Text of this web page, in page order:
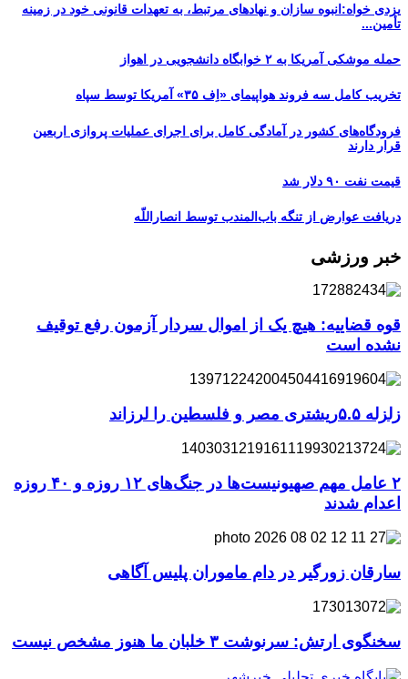
یزدی خواه:انبوه سازان و نهادهای مرتبط، به تعهدات قانونی خود در زمینه
تأمین...
حمله موشکی آمریکا به ۲ خوابگاه دانشجویی در اهواز
تخریب کامل سه فروند هواپیمای «اِف ۳۵» آمریکا توسط سپاه
فرودگاه‌های کشور در آمادگی کامل برای اجرای عملیات پروازی اربعین
قرار دارند
قیمت نفت ۹۰ دلار شد
دریافت عوارض از تنگه باب‌المندب توسط انصاراللّه
خبر ورزشی
قوه قضاییه: هیچ یک از اموال سردار آزمون رفع توقیف
نشده است
زلزله ۵.۵ریشتری مصر و فلسطین را لرزاند
۲ عامل مهم صهیونیست‌ها در جنگ‌های ۱۲ روزه و ۴۰ روزه
اعدام شدند
سارقان زورگیر در دام ماموران پلیس آگاهی
سخنگوی ارتش: سرنوشت ۳ خلبان ما هنوز مشخص نیست